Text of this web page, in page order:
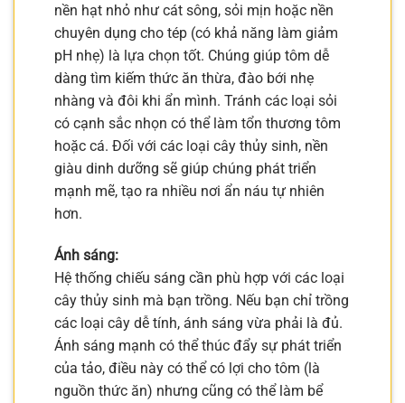
nền hạt nhỏ như cát sông, sỏi mịn hoặc nền
chuyên dụng cho tép (có khả năng làm giảm
pH nhẹ) là lựa chọn tốt. Chúng giúp tôm dễ
dàng tìm kiếm thức ăn thừa, đào bới nhẹ
nhàng và đôi khi ẩn mình. Tránh các loại sỏi
có cạnh sắc nhọn có thể làm tổn thương tôm
hoặc cá. Đối với các loại cây thủy sinh, nền
giàu dinh dưỡng sẽ giúp chúng phát triển
mạnh mẽ, tạo ra nhiều nơi ẩn náu tự nhiên
hơn.
Ánh sáng:
Hệ thống chiếu sáng cần phù hợp với các loại
cây thủy sinh mà bạn trồng. Nếu bạn chỉ trồng
các loại cây dễ tính, ánh sáng vừa phải là đủ.
Ánh sáng mạnh có thể thúc đẩy sự phát triển
của tảo, điều này có thể có lợi cho tôm (là
nguồn thức ăn) nhưng cũng có thể làm bể